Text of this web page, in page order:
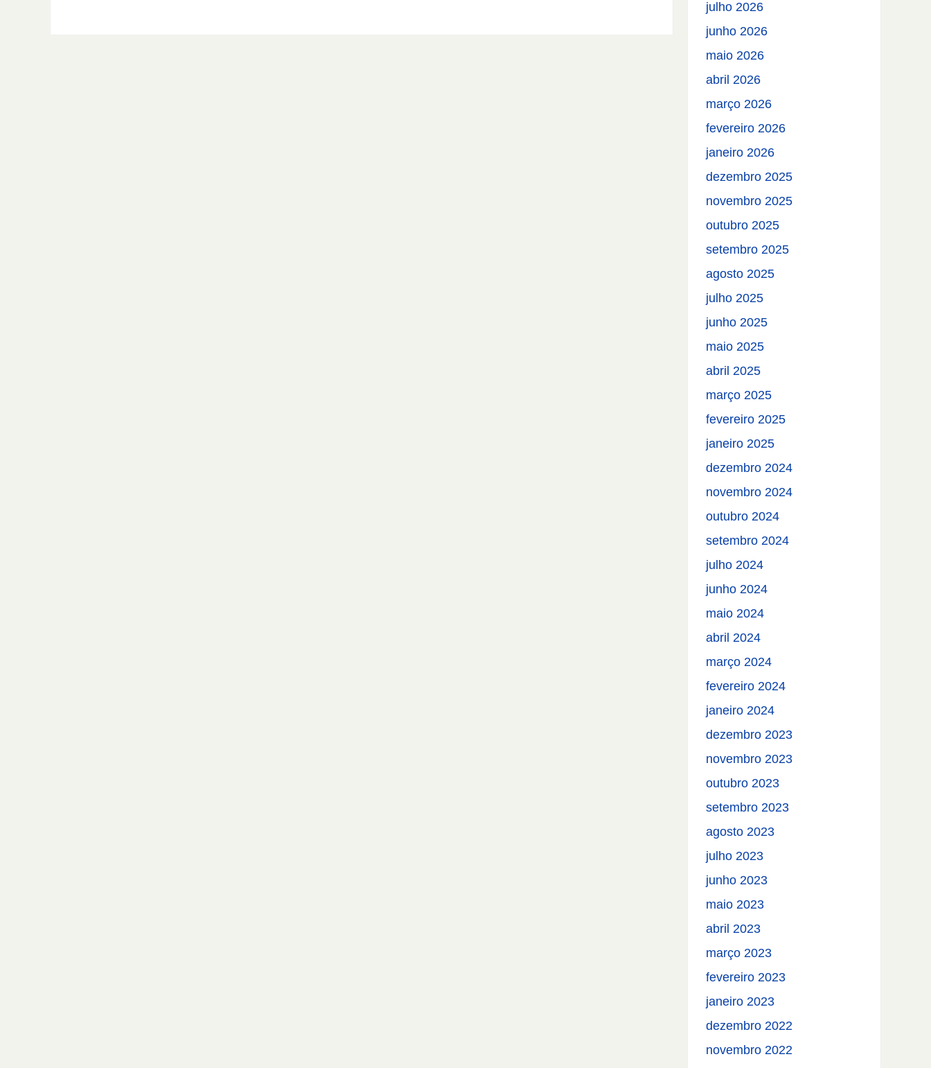
julho 2026
junho 2026
maio 2026
abril 2026
março 2026
fevereiro 2026
janeiro 2026
dezembro 2025
novembro 2025
outubro 2025
setembro 2025
agosto 2025
julho 2025
junho 2025
maio 2025
abril 2025
março 2025
fevereiro 2025
janeiro 2025
dezembro 2024
novembro 2024
outubro 2024
setembro 2024
julho 2024
junho 2024
maio 2024
abril 2024
março 2024
fevereiro 2024
janeiro 2024
dezembro 2023
novembro 2023
outubro 2023
setembro 2023
agosto 2023
julho 2023
junho 2023
maio 2023
abril 2023
março 2023
fevereiro 2023
janeiro 2023
dezembro 2022
novembro 2022